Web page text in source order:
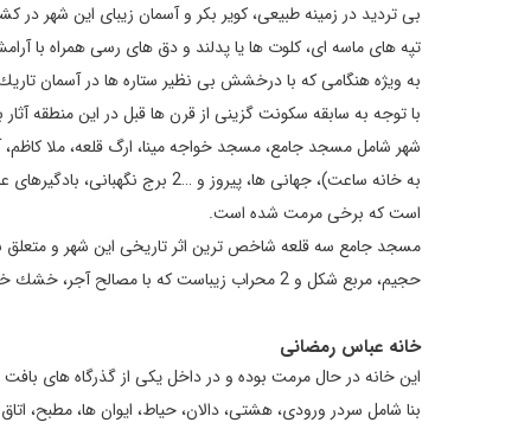
بی ترديد در زمينه طبيعی، كوير بكر و آسمان زيبای اين شهر در
تپه های ماسه ای، كلوت ها يا پدلند و دق های رسی همراه
به ويژه هنگامی كه با درخشش بی نظير ستاره ها در آسمان
با توجه به سابقه سكونت گزينی از قرن ها قبل در اين منطقه
شهر شامل مسجد جامع، مسجد خواجه مينا، ارگ قلعه، ملا كاظم،
به خانه ساعت)، جهانی ها،
است كه برخی مرمت شده است.
مسجد جامع سه قلعه شاخص ترين اثر تاريخی اين شهر و
حجيم، مربع شكل و 2 محراب زيباست كه با مصالح آجر، خشك خام و گچ ساخته شده است.
خانه عباس رمضانی
اين خانه در حال مرمت بوده و در داخل يكی از گذرگاه های
بنا شامل سردر ورودی، هشتی، دالان، حياط، ايوان ها، مطبح،